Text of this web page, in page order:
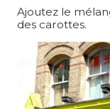
Ajoutez le
des carottes.